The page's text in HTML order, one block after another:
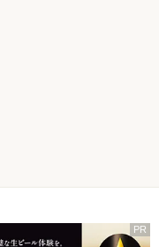
PR